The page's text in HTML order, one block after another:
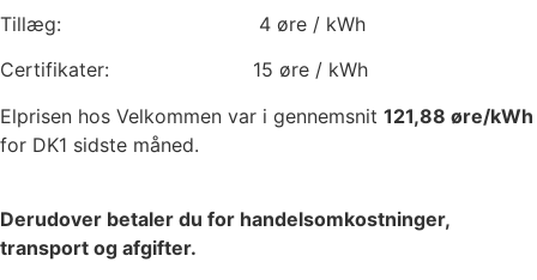
Tillæg: 4 øre / kWh
Certifikater: 15 øre / kWh
Elprisen hos Velkommen var i gennemsnit 121,88 øre/kWh
for DK1 sidste måned.
Derudover betaler du for handelsomkostninger,
transport og afgifter.